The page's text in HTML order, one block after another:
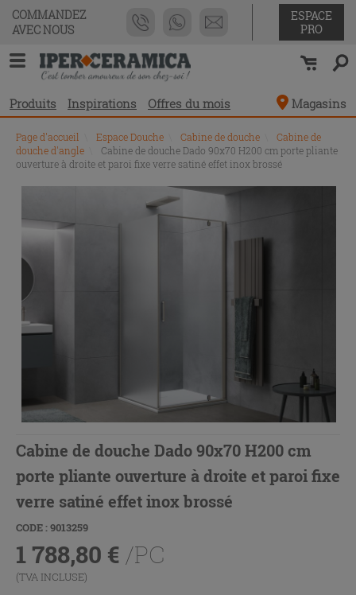
COMMANDEZ
AVEC NOUS
ESPACE
PRO
Produits Inspirations Offres du mois Magasins
Page d'accueil Espace Douche Cabine de douche
Cabine de
douche d'angle
Cabine de douche Dado 90x70 H200 cm porte pliante
ouverture à droite et paroi fixe verre satiné effet inox brossé
Cabine de douche Dado 90x70 H200 cm
porte pliante ouverture à droite et paroi fixe
verre satiné effet inox brossé
CODE : 9013259
1 788,80 € /PC
(TVA INCLUSE)